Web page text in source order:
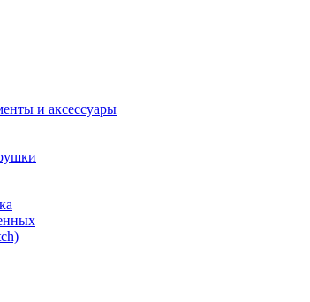
и аксессуары